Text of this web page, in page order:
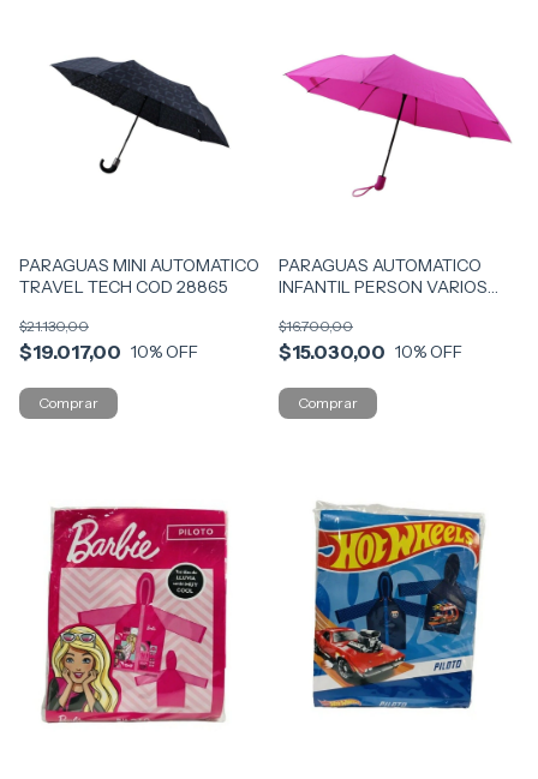
PARAGUAS MINI AUTOMATICO
TRAVEL TECH COD 28865
$19.017,00
$21.130,00
10% OFF
PARAGUAS AUTOMATICO
INFANTIL PERSON VARIOS
$15.030,00
$16.700,00
10% OFF